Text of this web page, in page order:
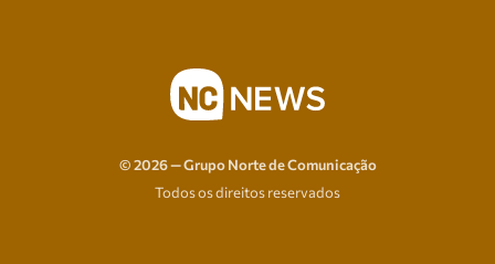
© 2026 — Grupo Norte de Comunicação
Todos os direitos reservados